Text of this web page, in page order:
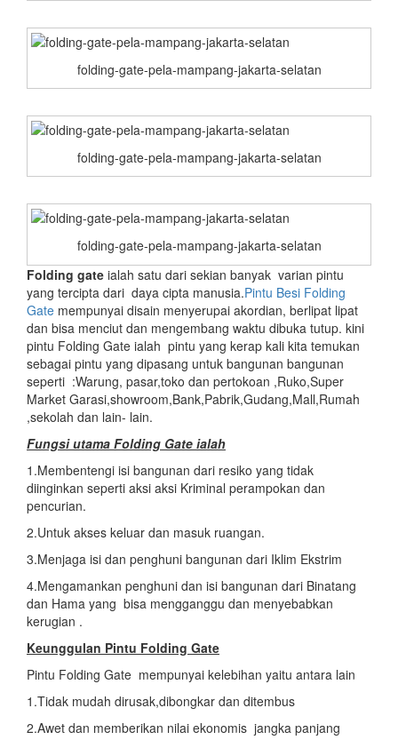
folding-gate-pela-mampang-jakarta-selatan
folding-gate-pela-mampang-jakarta-selatan
folding-gate-pela-mampang-jakarta-selatan
Folding gate ialah satu dari sekian banyak varian pintu
yang tercipta dari daya cipta manusia.Pintu Besi Folding
Gate mempunyai disain menyerupai akordian, berlipat lipat
dan bisa menciut dan mengembang waktu dibuka tutup. kini
pintu Folding Gate ialah pintu yang kerap kali kita temukan
sebagai pintu yang dipasang untuk bangunan bangunan
seperti :Warung, pasar,toko dan pertokoan ,Ruko,Super
Market Garasi,showroom,Bank,Pabrik,Gudang,Mall,Rumah
,sekolah dan lain- lain.
Fungsi utama Folding Gate ialah
1.Membentengi isi bangunan dari resiko yang tidak
diinginkan seperti aksi aksi Kriminal perampokan dan
pencurian.
2.Untuk akses keluar dan masuk ruangan.
3.Menjaga isi dan penghuni bangunan dari Iklim Ekstrim
4.Mengamankan penghuni dan isi bangunan dari Binatang
dan Hama yang bisa mengganggu dan menyebabkan
kerugian .
Keunggulan Pintu Folding Gate
Pintu Folding Gate mempunyai kelebihan yaitu antara lain
1.Tidak mudah dirusak,dibongkar dan ditembus
2.Awet dan memberikan nilai ekonomis jangka panjang